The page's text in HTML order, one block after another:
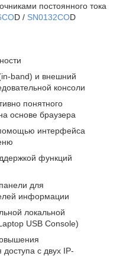
постоянного тока
D / SN0132COD
band) и внешний
консоли
понятного
основе браузера
интерфейса
функций
для
информации
локальной
USB Console)
доступа с двух IP-